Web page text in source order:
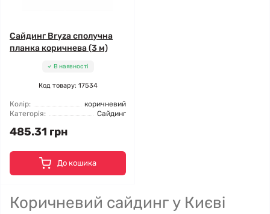
Сайдинг Bryza сполучна
планка коричнева (3 м)
В наявності
Код товару: 17534
Колір:
коричневий
Категорія:
Сайдинг
485.31 грн
До кошика
Коричневий сайдинг у Києві